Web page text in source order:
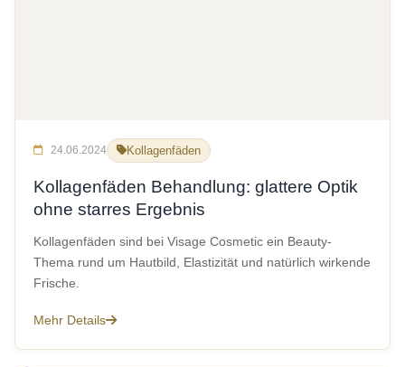
24.06.2024 Kollagenfäden
Kollagenfäden Behandlung: glattere Optik
ohne starres Ergebnis
Kollagenfäden sind bei Visage Cosmetic ein Beauty-
Thema rund um Hautbild, Elastizität und natürlich wirkende
Frische.
Mehr Details